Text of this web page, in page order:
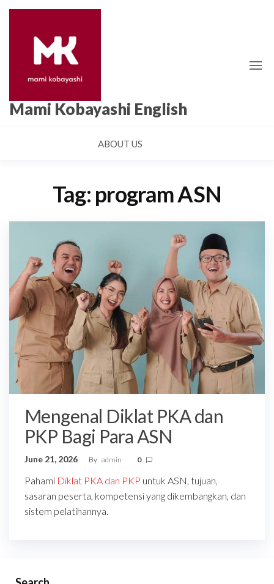
Skip
Mami Kobayashi English
ABOUT US
Tag: program ASN
Mengenal Diklat PKA dan
PKP Bagi Para ASN
June 21, 2026 By admin 0
Pahami Diklat PKA dan PKP untuk ASN, tujuan,
sasaran peserta, kompetensi yang dikembangkan, dan
sistem pelatihannya.